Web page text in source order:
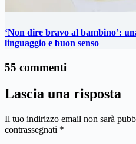
‘Non dire bravo al bambino’:
linguaggio e buon senso
55 commenti
Lascia una risposta
Il tuo indirizzo email non sarà
contrassegnati *